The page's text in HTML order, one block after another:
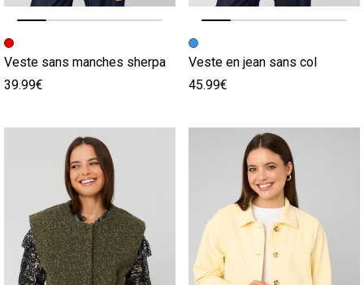
Image précédente
Image suivante
Veste sans manches sherpa
39.99€
Image précédente
Image suivante
Veste en jean sans col
45.99€